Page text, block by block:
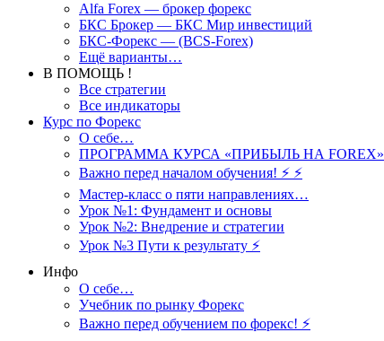
Alfa Forex — брокер форекс
БКС Брокер — БКС Мир инвестиций
БКС-Форекс — (BCS-Forex)
Ещё варианты…
В ПОМОЩЬ !
Все стратегии
Все индикаторы
Курс по Форекс
О себе…
ПРОГРАММА КУРСА «ПРИБЫЛЬ НА FOREX»
Важно перед началом обучения! ⚡ ⚡
Мастер-класс о пяти направлениях…
Урок №1: Фундамент и основы
Урок №2: Внедрение и стратегии
Урок №3 Пути к результату ⚡️
Инфо
О себе…
Учебник по рынку Форекс
Важно перед обучением по форекс! ⚡